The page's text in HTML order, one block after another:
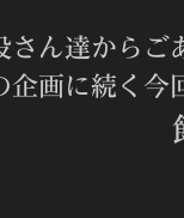
さん達からご
企画に続く今